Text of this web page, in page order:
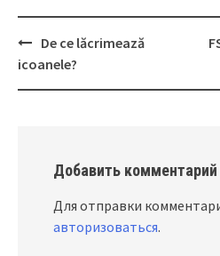
Post
navigation
De ce lăcrimează
icoanele?
Добавить комментарий
Для отправки
авторизоваться.